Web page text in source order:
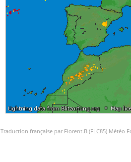
Traduction française par Florent.B (FLC85) Météo